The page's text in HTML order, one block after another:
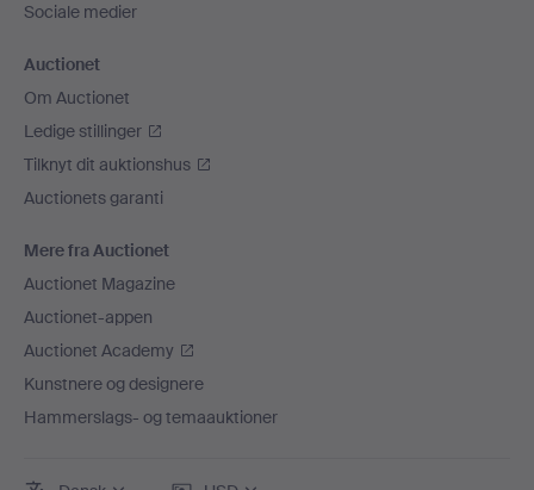
Sociale medier
Auctionet
Om Auctionet
Ledige stillinger
Tilknyt dit auktionshus
Auctionets garanti
Mere fra Auctionet
Auctionet Magazine
Auctionet-appen
Auctionet Academy
Kunstnere og designere
Hammerslags- og temaauktioner